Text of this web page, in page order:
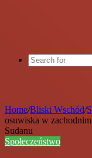
Home/Bliski Wschód/
osuwiska w
Sudanu
Społeczeństwo